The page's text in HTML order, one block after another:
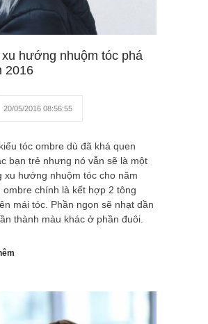
hướng nhuộm tóc phá
2016
20/05/2016 08:56:55
tóc ombre dù đã khá quen
bạn trẻ nhưng nó vẫn sẽ là một
xu hướng nhuộm tóc cho năm
ombre chính là kết hợp 2 tông
mái tóc. Phần ngọn sẽ nhạt dần
thành màu khác ở phần đuôi.